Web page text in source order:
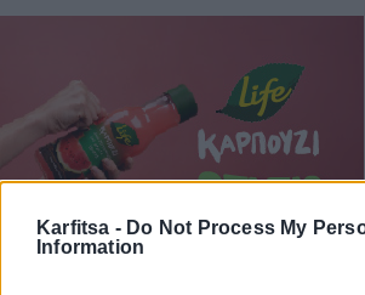
Karfitsa - Do Not Process My
Information